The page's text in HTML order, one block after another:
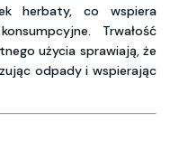
herbaty, co wspiera
Trwałość
użycia sprawiają, że
odpady i wspierając